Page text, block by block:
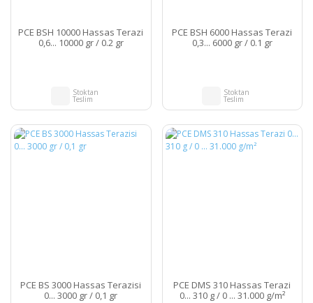
PCE BSH 10000 Hassas Terazi
0,6... 10000 gr / 0.2 gr
Stoktan
Teslim
PCE BSH 6000 Hassas Terazi
0,3... 6000 gr / 0.1 gr
Stoktan
Teslim
PCE BS 3000 Hassas Terazisi
0... 3000 gr / 0,1 gr
PCE DMS 310 Hassas Terazi
0... 310 g / 0 ... 31.000 g/m²